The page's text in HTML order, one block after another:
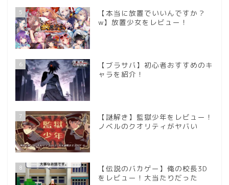
5
【本当に放置でいいんですか？
w】放置少女をレビュー！
6
【ブラサバ】初心者おすすめのキ
ャラを紹介！
7
【謎解き】監獄少年をレビュー！
ノベルのクオリティがヤバい
8
【伝説のバカゲー】俺の校長3D
をレビュー！大当たりだった